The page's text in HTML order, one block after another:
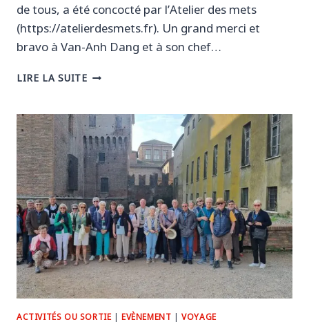
de tous, a été concocté par l’Atelier des mets
(https://atelierdesmets.fr). Un grand merci et
bravo à Van-Anh Dang et à son chef…
LIRE LA SUITE22
–
ASSEMBLÉE
GÉNÉRALE
DE
FRANCE
ITALIE
AU
CENTRE
DE
LOISIRS
DE
ST
DOULCHARD.
ACTIVITÉS OU SORTIE |EVÈNEMENT |VOYAGE